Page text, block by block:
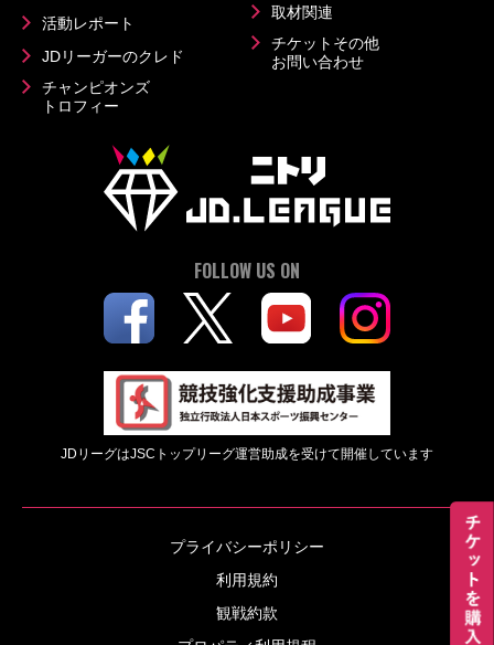
活動レポート
JDリーガーのクレド
チャンピオンズ
トロフィー
取材関連
チケットその他
お問い合わせ
FOLLOW US ON
JDリーグはJSCトップリーグ運営助成を受けて開催しています
プライバシーポリシー
利用規約
観戦約款